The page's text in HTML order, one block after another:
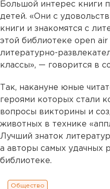
Большой интерес книги
детей. «Они с
книги и знакомятся с
этой библиотеке open
литературно-
классы», — говорится в
Так, накануне юные
героями которых стали
вопросы викторины и
животных в технике
Лучший знаток
а авторы самых удачных
библиотеке.
Общество